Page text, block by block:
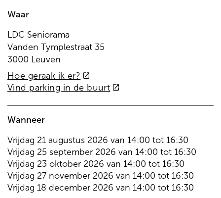
Waar
LDC Seniorama
Vanden Tymplestraat 35
3000 Leuven
Hoe geraak ik er? (externe
link)
Vind parking in de buurt(externe
Wanneer
Vrijdag 21 augustus 2026 van 14:00 tot 16:30
Vrijdag 25 september 2026 van 14:00 tot 16:30
Vrijdag 23 oktober 2026 van 14:00 tot 16:30
Vrijdag 27 november 2026 van 14:00 tot 16:30
Vrijdag 18 december 2026 van 14:00 tot 16:30